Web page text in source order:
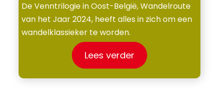
De Venntrilogie in Oost-België, Wandelroute
van het Jaar 2024, heeft alles in zich om een
wandelklassieker te worden.
Lees verder